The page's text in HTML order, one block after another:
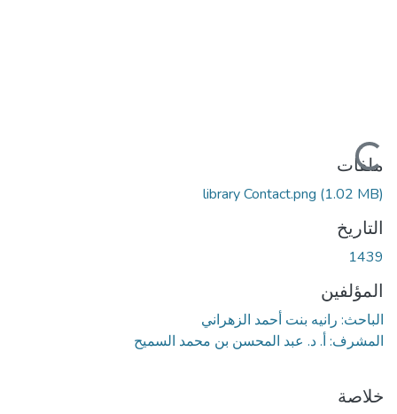
جاري التحميل...
ملفات
library Contact.png (1.02 MB)
التاريخ
1439
المؤلفين
الباحث: رانيه بنت أحمد الزهراني
المشرف: أ. د. عبد المحسن بن محمد السميح
خلاصة